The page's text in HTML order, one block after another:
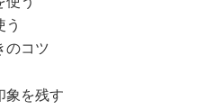
う
のコツ
象を残す